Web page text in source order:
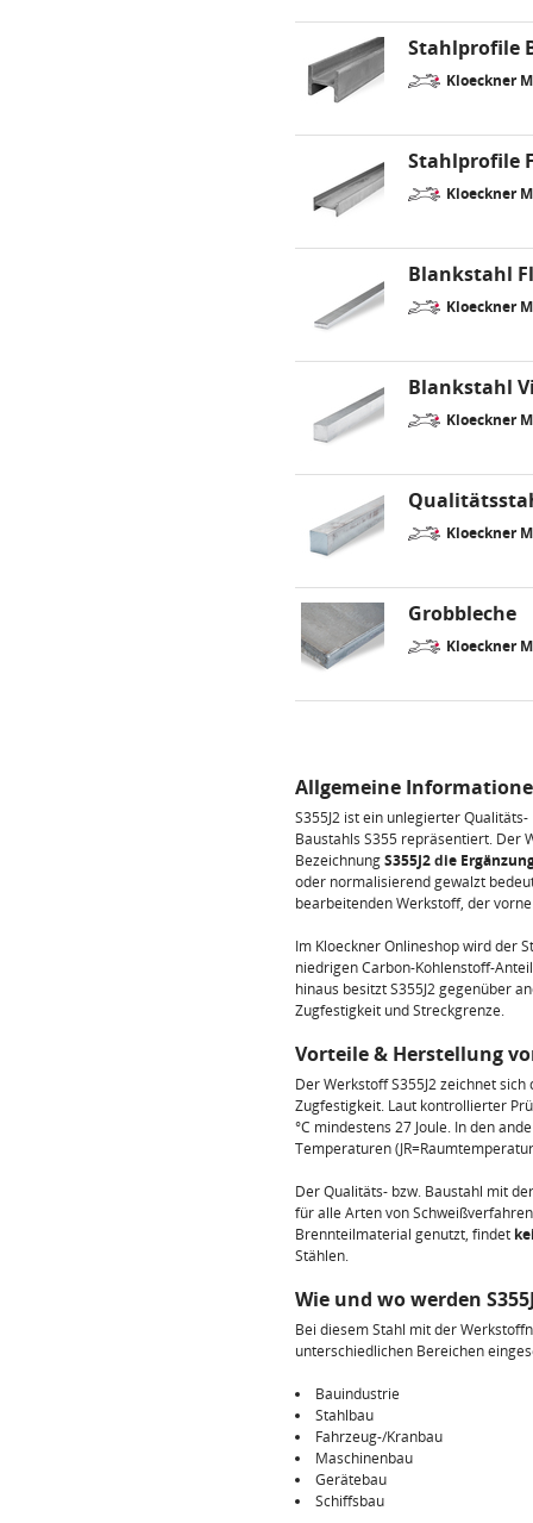
Stahlprofile
Kloeckner
Stahlprofile
Kloeckner
Blankstahl
Kloeckner
Blankstahl
Kloeckner
Kloeckner
Grobbleche
Kloeckner
Allgemeine
S355J2 ist ein unlegierter Qualitäts-
Baustahls S355 repräsentiert. Der
BezeichnungS355J2 die
oder normalisierend gewalzt
bearbeitenden Werkstoff, der
Im Kloeckner Onlineshop wird der
niedrigen Carbon-Kohlenstoff-
hinaus besitzt S355J2 gegenüber
Zugfestigkeit und Streckgrenze.
Vorteile & Herstellung
Der Werkstoff S355J2 zeichnet
Zugfestigkeit. Laut kontrollierter
°C mindestens 27 Joule. In den
Temperaturen
Der Qualitäts- bzw. Baustahl mit
für alle Arten von
Brennteilmaterial genutzt, findet
Stählen.
Wie und wo werden
Bei diesem Stahl mit der
unterschiedlichen Bereichen
Bauindustrie
Stahlbau
Fahrzeug-/Kranbau
Maschinenbau
Gerätebau
Schiffsbau